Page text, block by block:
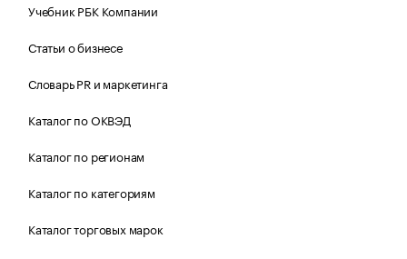
Учебник РБК Компании
Статьи о бизнесе
Словарь PR и маркетинга
Каталог по ОКВЭД
Каталог по регионам
Каталог по категориям
Каталог торговых марок